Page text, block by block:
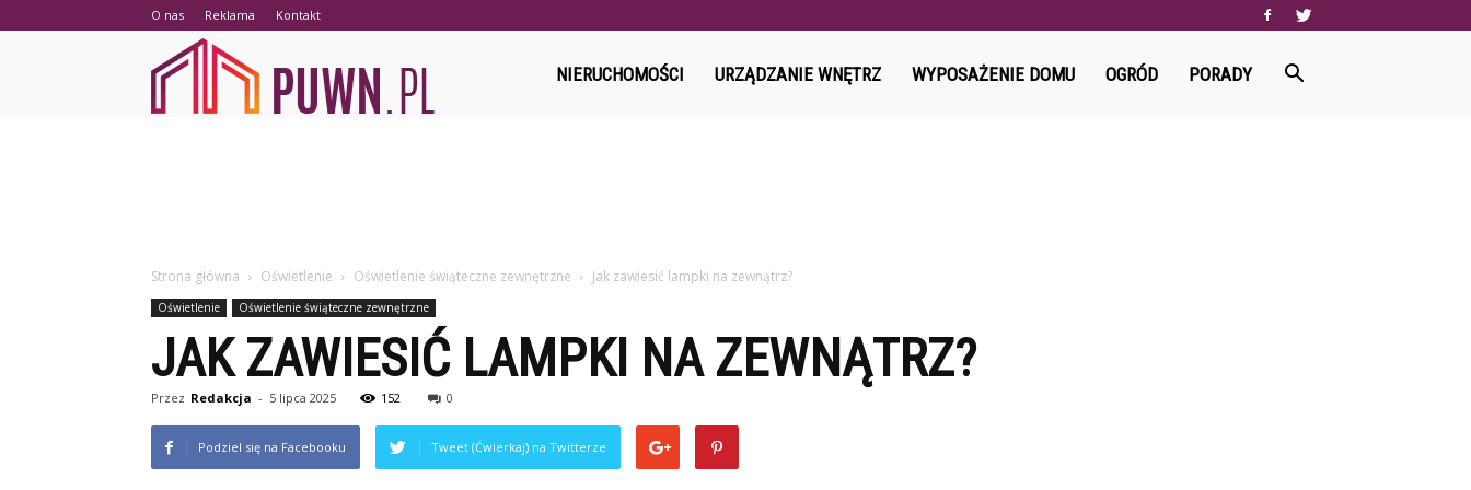
O nas Reklama Kontakt
NIERUCHOMOŚCI URZĄDZANIE WNĘTRZ WYPOSAŻENIE DOMU OGRÓD PORADY
Strona główna Oświetlenie Oświetlenie świąteczne zewnętrzne Jak zawiesić lampki na zewnątrz?
Oświetlenie Oświetlenie świąteczne zewnętrzne
JAK ZAWIESIĆ LAMPKI NA ZEWNĄTRZ?
Przez Redakcja - 5 lipca 2025 152 0
Podziel się na Facebooku Tweet (Ćwierkaj) na Twitterze